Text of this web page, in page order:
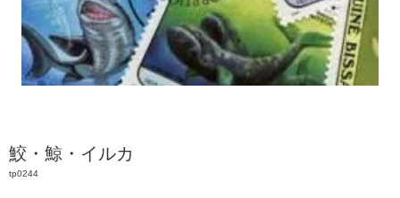
鮫・鯨・イルカ
tp0244